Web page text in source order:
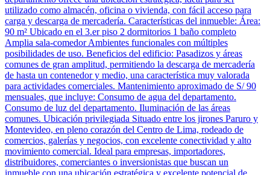
utilizado como almacén, oficina o vivienda, con fácil acceso para
carga y descarga de mercadería. Características del inmueble: Área:
90 m² Ubicado en el 3.er piso 2 dormitorios 1 baño completo
Amplia sala-comedor Ambientes funcionales con múltiples
posibilidades de uso. Beneficios del edificio: Pasadizos y áreas
comunes de gran amplitud, permitiendo la descarga de mercadería
de hasta un contenedor y medio, una característica muy valorada
para actividades comerciales. Mantenimiento aproximado de S/ 90
mensuales, que incluye: Consumo de agua del departamento.
Consumo de luz del departamento. Iluminación de las áreas
comunes. Ubicación privilegiada Situado entre los jirones Paruro y
Montevideo, en pleno corazón del Centro de Lima, rodeado de
comercios, galerías y negocios, con excelente conectividad y alto
movimiento comercial. Ideal para empresas, importadores,
distribuidores, comerciantes o inversionistas que buscan un
inmueble con una ubicación estratégica y excelente potencial de